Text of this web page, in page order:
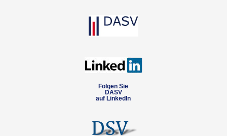
Folgen Sie
DASV
auf LinkedIn